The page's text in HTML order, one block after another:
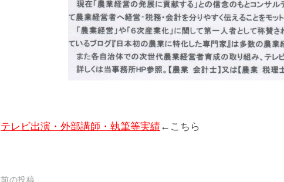
テレビ出演・外部講師・執筆等実績←こちら
前の投稿